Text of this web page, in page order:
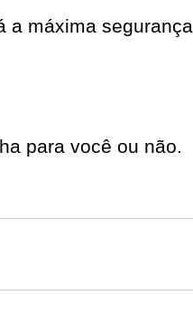
a máxima
para você ou não.